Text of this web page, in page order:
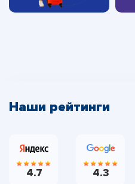
Наши рейтинги
4.7 4.3